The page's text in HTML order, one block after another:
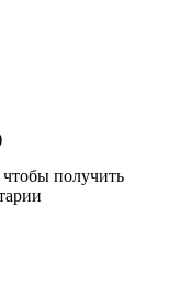
чтобы получить